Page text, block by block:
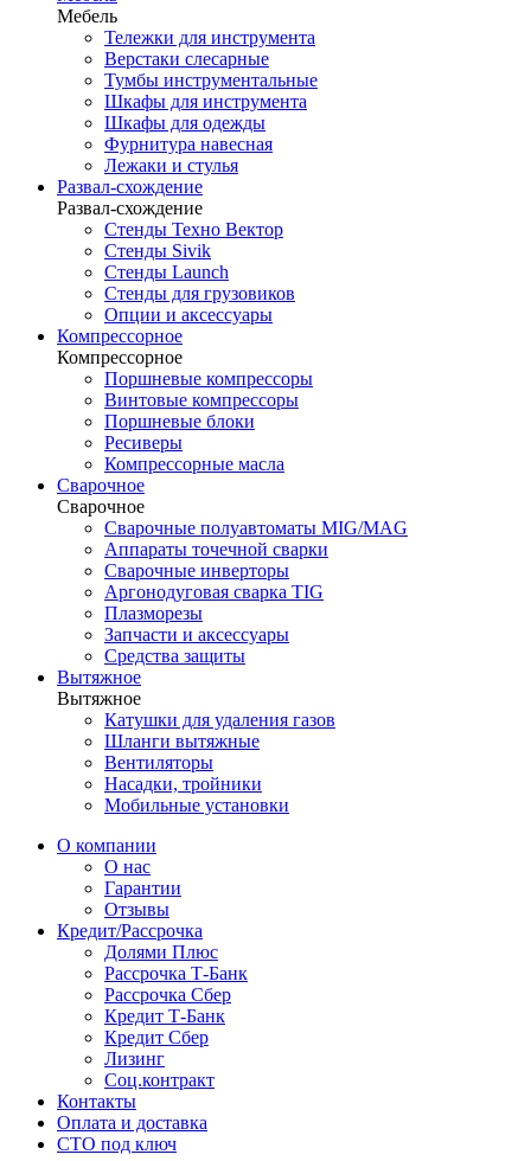
Мебель
Тележки для инструмента
Верстаки слесарные
Тумбы инструментальные
Шкафы для инструмента
Шкафы для одежды
Фурнитура навесная
Лежаки и стулья
Развал-схождение
Развал-схождение
Стенды Техно Вектор
Стенды Sivik
Стенды Launch
Стенды для грузовиков
Опции и аксессуары
Компрессорное
Компрессорное
Поршневые компрессоры
Винтовые компрессоры
Поршневые блоки
Ресиверы
Компрессорные масла
Сварочное
Сварочное
Сварочные полуавтоматы MIG/MAG
Аппараты точечной сварки
Сварочные инверторы
Аргонодуговая сварка TIG
Плазморезы
Запчасти и аксессуары
Средства защиты
Вытяжное
Вытяжное
Катушки для удаления газов
Шланги вытяжные
Вентиляторы
Насадки, тройники
Мобильные установки
О компании
О нас
Гарантии
Отзывы
Кредит/Рассрочка
Долями Плюс
Рассрочка Т-Банк
Рассрочка Сбер
Кредит Т-Банк
Кредит Сбер
Лизинг
Соц.контракт
Контакты
Оплата и доставка
СТО под ключ